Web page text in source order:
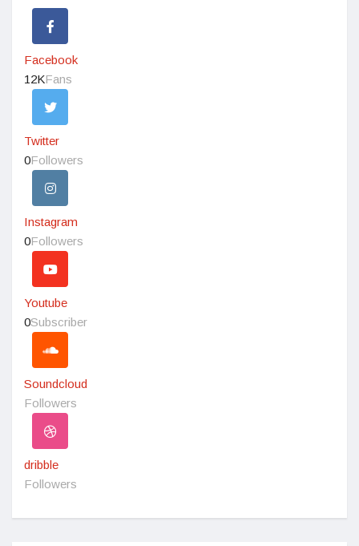
Facebook
12KFans
Twitter
0Followers
Instagram
0Followers
Youtube
0Subscriber
Soundcloud
Followers
dribble
Followers